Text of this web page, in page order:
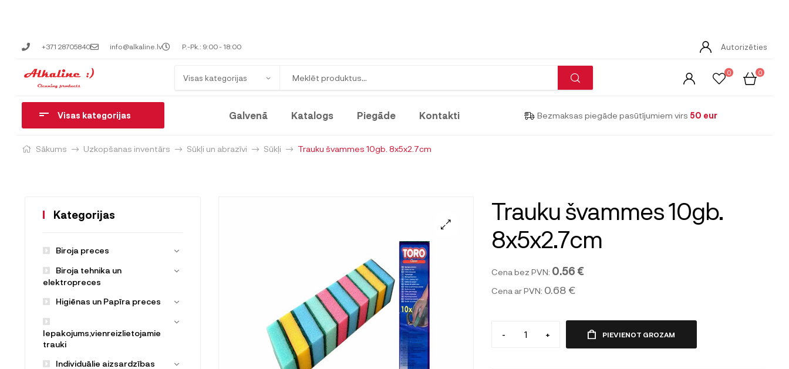
+371 28705840 info@alkaline.lv P.-Pk.: 9:00 - 18:00 Autorizēties
Visas kategorijas
0 0
Visas kategorijas Galvenā Katalogs Piegāde Kontakti Bezmaksas piegāde pasūtījumiem virs 50 eur
Sākums Uzkopšanas inventārs Sūkļi un abrazīvi Sūkļi Trauku švammes 10gb. 8x5x2.7cm
Trauku švammes 10gb.
8x5x2.7cm
Cena bez PVN: 0.56 €
Cena ar PVN: 0.68 €
- + PIEVIENOT GROZAM
Kategorijas
Biroja preces
Biroja tehnika un
elektropreces
Higiēnas un Papīra preces
Iepakojums,vienreizlietojamie
trauki
Individuālie aizsardzības